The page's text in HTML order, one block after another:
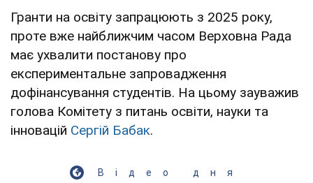
Гранти на освіту запрацюють з 2025 року,
проте вже найближчим часом Верховна Рада
має ухвалити постанову про
експериментальне запровадження
дофінансування студентів. На цьому зауважив
голова Комітету з питань освіти, науки та
інновацій Сергій Бабак.
Відео дня